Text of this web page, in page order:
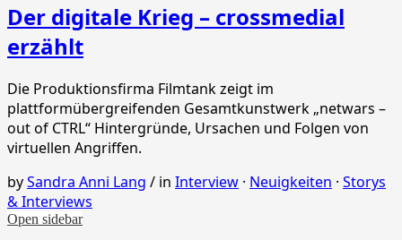
Der digitale Krieg – crossmedial
erzählt
Die Produktionsfirma Filmtank zeigt im
plattformübergreifenden Gesamtkunstwerk „netwars –
out of CTRL“ Hintergründe, Ursachen und Folgen von
virtuellen Angriffen.
bySandra Anni Lang / in Interview · Neuigkeiten · Storys
& Interviews
Open sidebar